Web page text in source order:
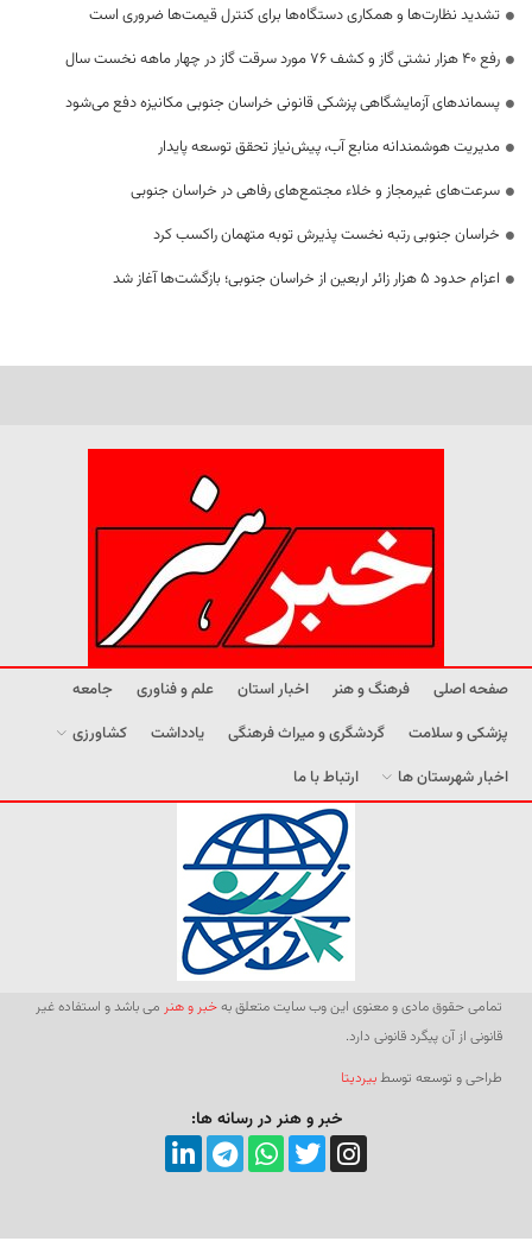
تشدید نظارت‌ها و همکاری دستگاه‌ها برای کنترل قیمت‌ها ضروری است
رفع 40 هزار نشتی گاز و کشف 76 مورد سرقت گاز در چهار ماهه نخست سال
پسماندهای آزمایشگاهی پزشکی قانونی خراسان جنوبی مکانیزه دفع می‌شود
مدیریت هوشمندانه منابع آب، پیش‌نیاز تحقق توسعه پایدار
سرعت‌های غیرمجاز و خلاء مجتمع‌های رفاهی در خراسان جنوبی
خراسان جنوبی رتبه نخست پذیرش توبه متهمان راکسب کرد
اعزام حدود 5 هزار زائر اربعین از خراسان جنوبی؛ بازگشت‌ها آغاز شد
صفحه اصلی فرهنگ و هنر اخبار استان علم و فناوری
جامعه
پزشکی و سلامت
گردشگری و میراث فرهنگی یادداشت
کشاورزی
اخبار شهرستان ها
ارتباط با ما
تمامی حقوق مادی و معنوی این وب سایت متعلق بهخبر و هنر می باشد و استفاده غیر
قانونی از آن پیگرد قانونی دارد.
طراحی و توسعه توسطبیردیتا
خبر و هنر در رسانه ها: